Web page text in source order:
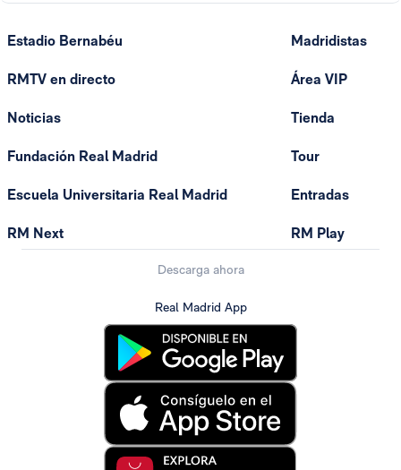
Estadio Bernabéu
RMTV en directo
Noticias
Fundación Real Madrid
Escuela Universitaria Real Madrid
RM Next
Madridistas
Área VIP
Tienda
Tour
Entradas
RM Play
Descarga ahora
Real Madrid App